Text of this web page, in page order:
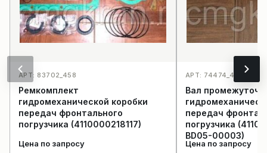
АРТ: 83702_458
Ремкомплект
гидромеханической коробки
передач фронтального
погрузчика (4110000218117)
Цена по запросу
АРТ: 74474_456
Вал
передач
погрузчика
BD05-00003)
Цена по запросу